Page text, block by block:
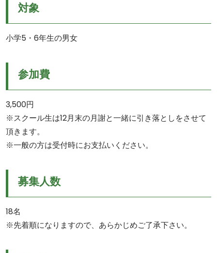
対象
小学5・6年生の男女
参加費
3,500円
※スクール生は12月末の月謝と一緒に引き落としをさせて
頂きます。
※一般の方は受付時にお支払いください。
募集人数
18名
※先着順になりますので、あらかじめご了承下さい。